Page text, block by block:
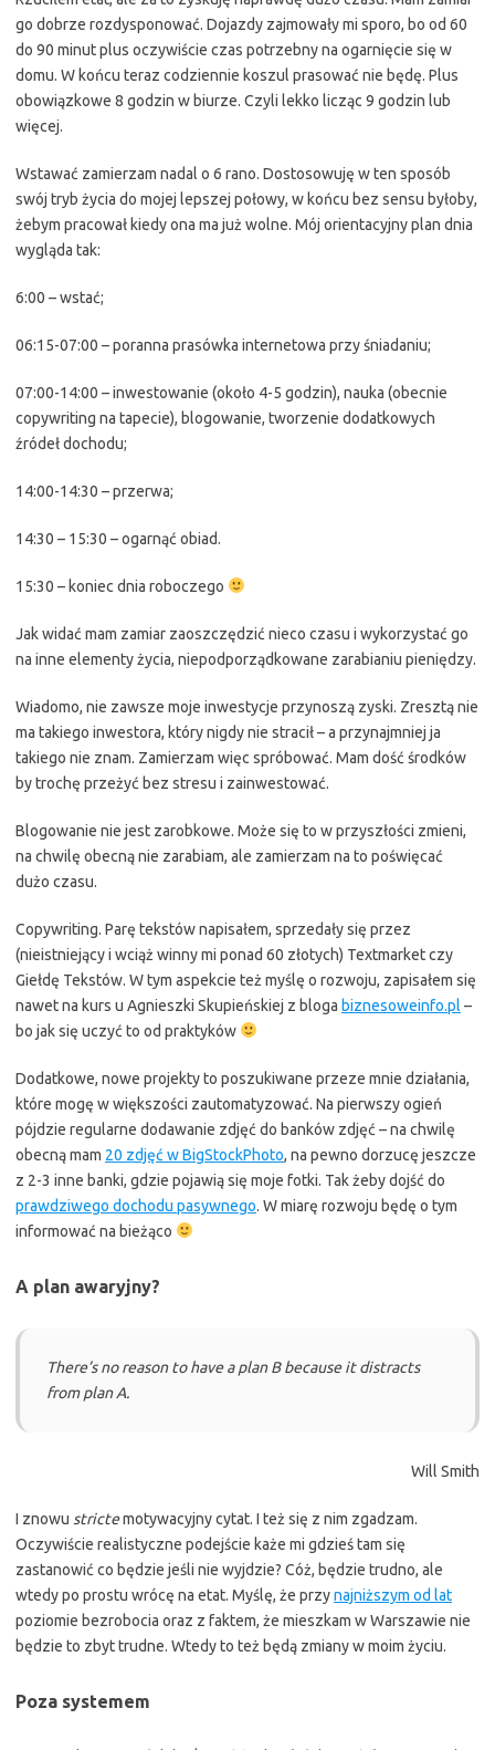
go dobrze rozdysponować. Dojazdy zajmowały mi sporo, bo od 60
do 90 minut plus oczywiście czas potrzebny na ogarnięcie się w
domu. W końcu teraz codziennie koszul prasować nie będę. Plus
obowiązkowe 8 godzin w biurze. Czyli lekko licząc 9 godzin lub
więcej.
Wstawać zamierzam nadal o 6 rano. Dostosowuję w ten sposób
swój tryb życia do mojej lepszej połowy, w końcu bez sensu byłoby,
żebym pracował kiedy ona ma już wolne. Mój orientacyjny plan dnia
wygląda tak:
6:00 – wstać;
06:15-07:00 – poranna prasówka internetowa przy śniadaniu;
07:00-14:00 – inwestowanie (około 4-5 godzin), nauka (obecnie
copywriting na tapecie), blogowanie, tworzenie dodatkowych
źródeł dochodu;
14:00-14:30 – przerwa;
14:30 – 15:30 – ogarnąć obiad.
15:30 – koniec dnia roboczego
Jak widać mam zamiar zaoszczędzić nieco czasu i wykorzystać go
na inne elementy życia, niepodporządkowane zarabianiu pieniędzy.
Wiadomo, nie zawsze moje inwestycje przynoszą zyski. Zresztą nie
ma takiego inwestora, który nigdy nie stracił – a przynajmniej ja
takiego nie znam. Zamierzam więc spróbować. Mam dość środków
by trochę przeżyć bez stresu i zainwestować.
Blogowanie nie jest zarobkowe. Może się to w przyszłości zmieni,
na chwilę obecną nie zarabiam, ale zamierzam na to poświęcać
dużo czasu.
Copywriting. Parę tekstów napisałem, sprzedały się przez
(nieistniejący i wciąż winny mi ponad 60 złotych) Textmarket czy
Giełdę Tekstów. W tym aspekcie też myślę o rozwoju, zapisałem się
nawet na kurs u Agnieszki Skupieńskiej z bloga biznesoweinfo.pl –
bo jak się uczyć to od praktyków
Dodatkowe, nowe projekty to poszukiwane przeze mnie działania,
które mogę w większości zautomatyzować. Na pierwszy ogień
pójdzie regularne dodawanie zdjęć do banków zdjęć – na chwilę
obecną mam 20 zdjęć w BigStockPhoto, na pewno dorzucę jeszcze
z 2-3 inne banki, gdzie pojawią się moje fotki. Tak żeby dojść do
prawdziwego dochodu pasywnego. W miarę rozwoju będę o tym
informować na bieżąco
A plan awaryjny?
There’s no reason to have a plan B because it distracts
from plan A.
Will Smith
I znowu strictemotywacyjny cytat. I też się z nim zgadzam.
Oczywiście realistyczne podejście każe mi gdzieś tam się
zastanowić co będzie jeśli nie wyjdzie? Cóż, będzie trudno, ale
wtedy po prostu wrócę na etat. Myślę, że przynajniższym od lat
poziomie bezrobocia oraz z faktem, że mieszkam w Warszawie nie
będzie to zbyt trudne. Wtedy to też będą zmiany w moim życiu.
Poza systemem